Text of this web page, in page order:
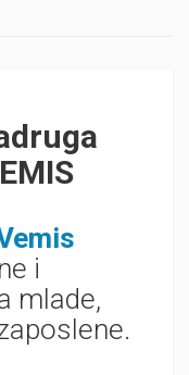
i
mlade,